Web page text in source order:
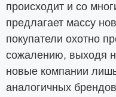
происходит и со
предлагает массу
покупатели охотно
сожалению, выходя
новые компании
аналогичных